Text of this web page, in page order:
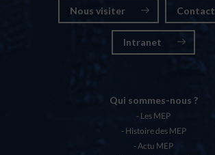
Nous visiter Contact
Intranet
Qui sommes-nous ?
Les MEP
Histoire des MEP
Actu MEP